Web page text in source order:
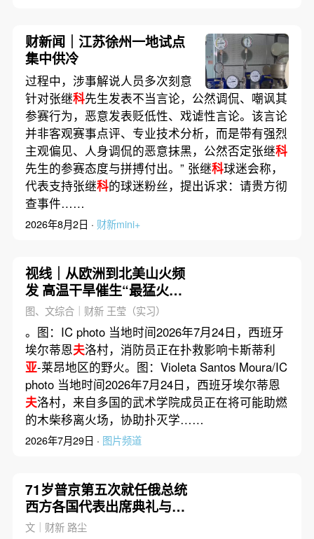
财新闻｜江苏徐州一地试点
集中供冷
过程中，涉事解说人员多次刻意
针对张继科先生发表不当言论，公然调侃、嘲讽其
参赛行为，恶意发表贬低性、戏谑性言论。该言论
并非客观赛事点评、专业技术分析，而是带有强烈
主观偏见、人身调侃的恶意抹黑，公然否定张继科
先生的参赛态度与拼搏付出。” 张继科球迷会称，
代表支持张继科的球迷粉丝，提出诉求：请贵方彻
查事件……
2026年8月2日 · 财新mini+
视线｜从欧洲到北美山火频
发 高温干旱催生“最猛火灾
季”
图、文综合｜财新 王莹（实习）
。图：IC photo 当地时间2026年7月24日，西班牙
埃尔蒂恩夫洛村，消防员正在扑救影响卡斯蒂利
亚-莱昂地区的野火。图：Violeta Santos Moura/IC
photo 当地时间2026年7月24日，西班牙埃尔蒂恩
夫洛村，来自多国的武术学院成员正在将可能助燃
的木柴移离火场，协助扑灭学……
2026年7月29日 · 图片频道
71岁普京第五次就任俄总统
西方各国代表出席典礼与否
引瞩目
文｜财新 路尘